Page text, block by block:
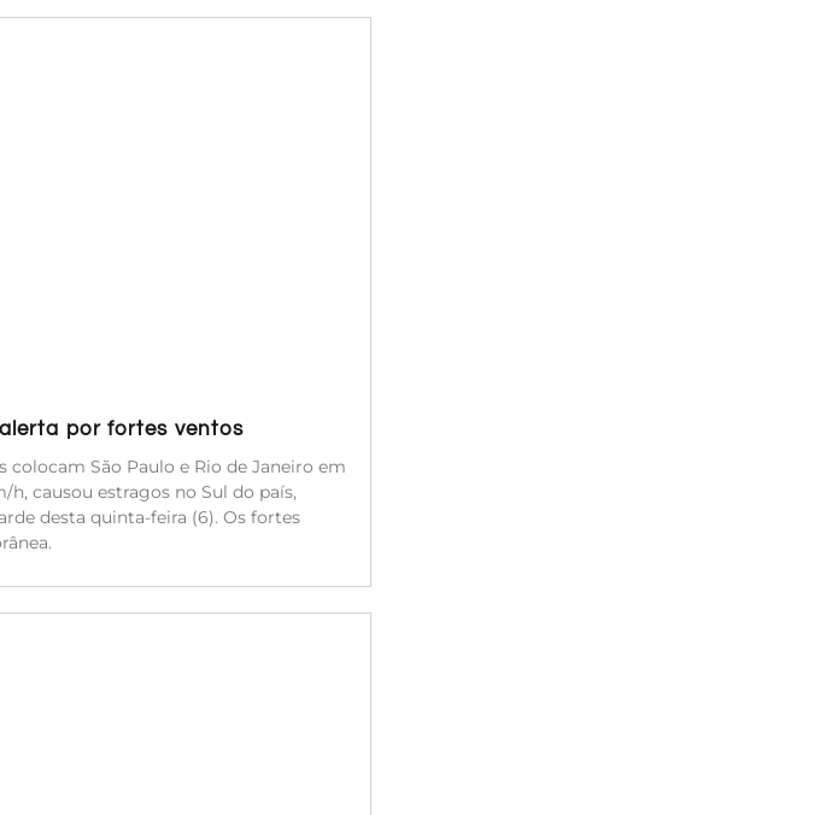
por fortes ventos
São Paulo e Rio de Janeiro em
causou estragos no Sul do país,
desta quinta-feira (6). Os fortes